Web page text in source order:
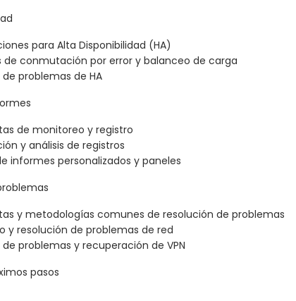
para Alta Disponibilidad (HA)
de conmutación por error y balanceo de carga
de problemas de HA
de monitoreo y registro
y análisis de registros
informes personalizados y paneles
y metodologías comunes de resolución de problemas
y resolución de problemas de red
de problemas y recuperación de VPN
pasos